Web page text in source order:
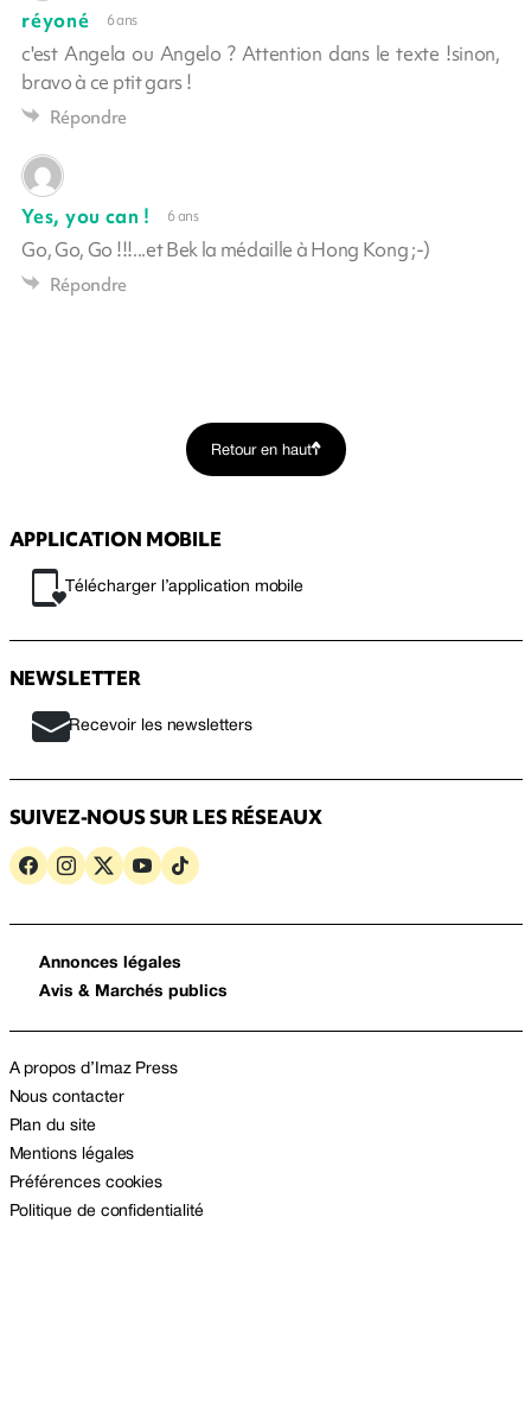
réyoné 6 ans
c'est Angela ou Angelo ? Attention dans le texte !sinon,
bravo à ce ptit gars !
Répondre
Yes, you can ! 6 ans
Go, Go, Go !!!...et Bek la médaille à Hong Kong ;-)
Répondre
Retour en haut
APPLICATION MOBILE
Télécharger l’application mobile
NEWSLETTER
Recevoir les newsletters
SUIVEZ-NOUS SUR LES RÉSEAUX
Annonces légales
Avis & Marchés publics
A propos d’Imaz Press
Nous contacter
Plan du site
Mentions légales
Préférences cookies
Politique de confidentialité